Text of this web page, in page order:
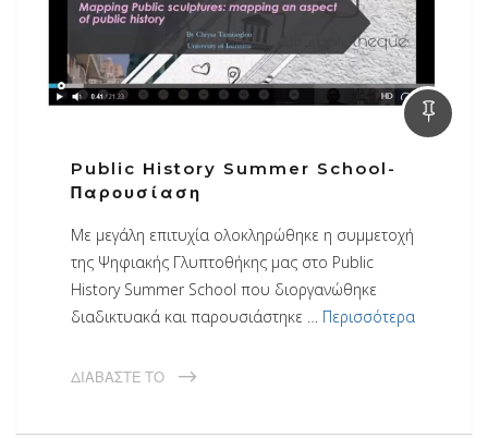
Public History Summer School-
Παρουσίαση
Με μεγάλη επιτυχία ολοκληρώθηκε η συμμετοχή
της Ψηφιακής Γλυπτοθήκης μας στο Public
History Summer School που διοργανώθηκε
διαδικτυακά και παρουσιάστηκε … Περισσότερα
ΔΙΑΒΆΣΤΕ ΤΟ